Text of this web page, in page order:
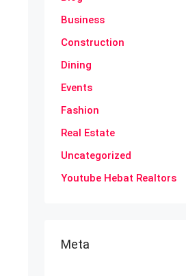
Business
Construction
Dining
Events
Fashion
Real Estate
Uncategorized
Youtube Hebat Realtors
Meta